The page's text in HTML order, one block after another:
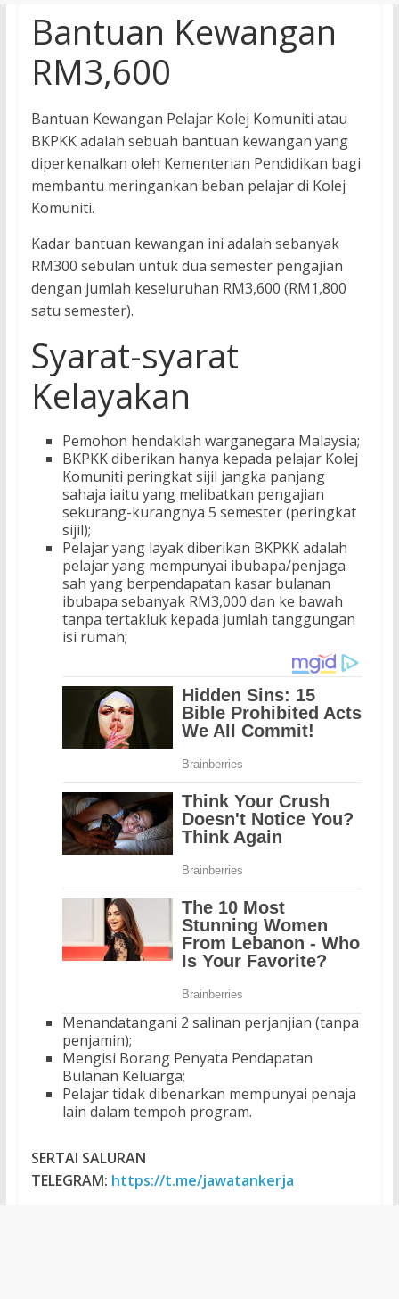
Bantuan Kewangan
RM3,600
Bantuan Kewangan Pelajar Kolej Komuniti atau
BKPKK adalah sebuah bantuan kewangan yang
diperkenalkan oleh Kementerian Pendidikan bagi
membantu meringankan beban pelajar di Kolej
Komuniti.
Kadar bantuan kewangan ini adalah sebanyak
RM300 sebulan untuk dua semester pengajian
dengan jumlah keseluruhan RM3,600 (RM1,800
satu semester).
Syarat-syarat
Kelayakan
Pemohon hendaklah warganegara Malaysia;
BKPKK diberikan hanya kepada pelajar Kolej
Komuniti peringkat sijil jangka panjang
sahaja iaitu yang melibatkan pengajian
sekurang-kurangnya 5 semester (peringkat
sijil);
Pelajar yang layak diberikan BKPKK adalah
pelajar yang mempunyai ibubapa/penjaga
sah yang berpendapatan kasar bulanan
ibubapa sebanyak RM3,000 dan ke bawah
tanpa tertakluk kepada jumlah tanggungan
isi rumah;
Menandatangani 2 salinan perjanjian (tanpa
penjamin);
Mengisi Borang Penyata Pendapatan
Bulanan Keluarga;
Pelajar tidak dibenarkan mempunyai penaja
lain dalam tempoh program.
SERTAI SALURAN
TELEGRAM: https://t.me/jawatankerja